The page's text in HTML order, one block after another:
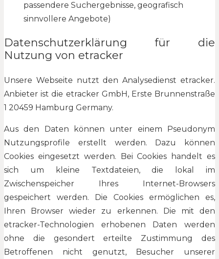
passendere Suchergebnisse, geografisch
sinnvollere Angebote)
Datenschutzerklärung für die
Nutzung von etracker
Unsere Webseite nutzt den Analysedienst etracker.
Anbieter ist die etracker GmbH, Erste Brunnenstraße
1 20459 Hamburg Germany.
Aus den Daten können unter einem Pseudonym
Nutzungsprofile erstellt werden. Dazu können
Cookies eingesetzt werden. Bei Cookies handelt es
sich um kleine Textdateien, die lokal im
Zwischenspeicher Ihres Internet-Browsers
gespeichert werden. Die Cookies ermöglichen es,
Ihren Browser wieder zu erkennen. Die mit den
etracker-Technologien erhobenen Daten werden
ohne die gesondert erteilte Zustimmung des
Betroffenen nicht genutzt, Besucher unserer